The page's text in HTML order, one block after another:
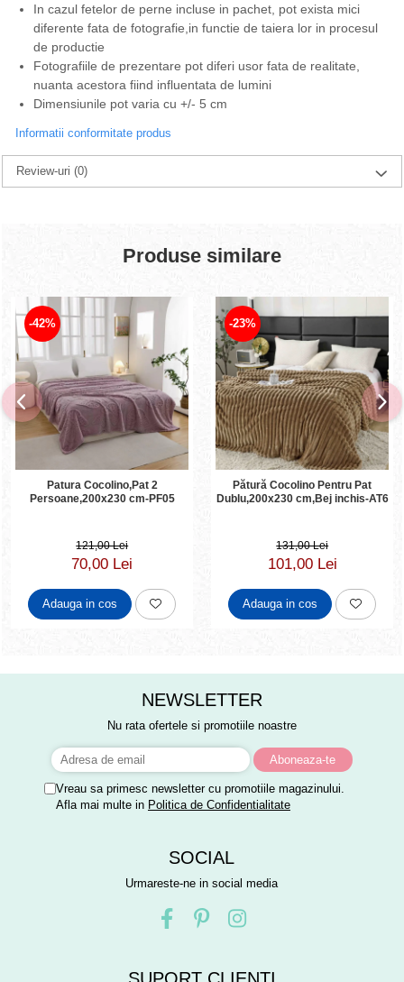
In cazul fetelor de perne incluse in pachet, pot exista mici
diferente fata de fotografie,in functie de taiera lor in procesul
de productie
Fotografiile de prezentare pot diferi usor fata de realitate,
nuanta acestora fiind influentata de lumini
Dimensiunile pot varia cu +/- 5 cm
Informatii conformitate produs
Review-uri(0)
Produse similare
-42%
Patura Cocolino,Pat 2
Persoane,200x230 cm-PF05
121,00 Lei
70,00 Lei
Adauga in cos
-23%
Pătură Cocolino Pentru Pat
Dublu,200x230 cm,Bej inchis-AT6
131,00 Lei
101,00 Lei
Adauga in cos
NEWSLETTER
Nu rata ofertele si promotiile noastre
Vreau sa primesc newsletter cu promotiile magazinului.
Afla mai multe in Politica de Confidentialitate
SOCIAL
Urmareste-ne in social media